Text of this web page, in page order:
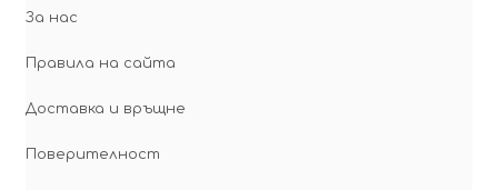
За нас
Правила на сайта
Доставка и връщне
Поверителност